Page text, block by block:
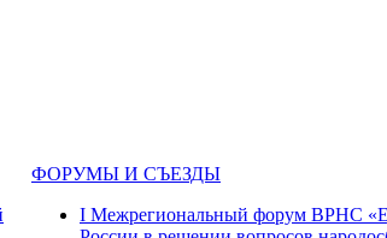
ФОРУМЫ И СЪЕЗДЫ
I Межрегиональный форум ВРНС